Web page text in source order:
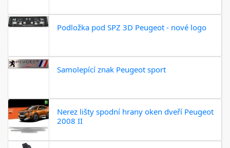
Podložka pod SPZ 3D Peugeot - nové logo
Samolepící znak Peugeot sport
Nerez lišty spodní hrany oken dveří Peugeot
2008 II